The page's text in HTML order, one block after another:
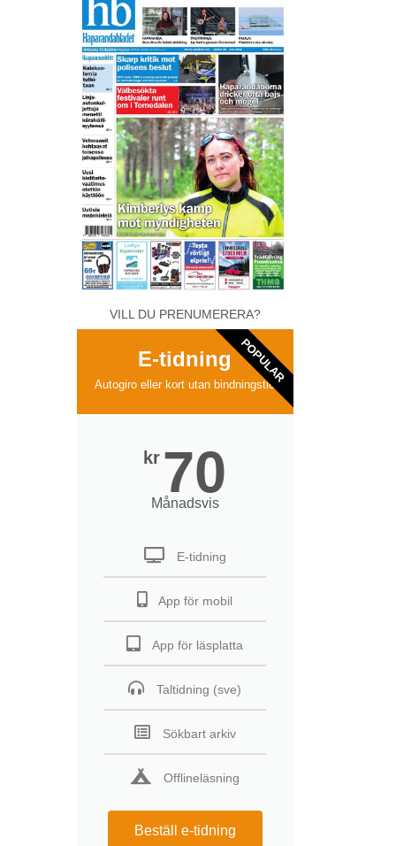
VILL DU PRENUMERERA?
E-tidning
Autogiro eller kort utan bindningstid
kr 70
Månadsvis
E-tidning
App för mobil
App för läsplatta
Taltidning (sve)
Sökbart arkiv
Offlineläsning
Beställ e-tidning
POPULAR